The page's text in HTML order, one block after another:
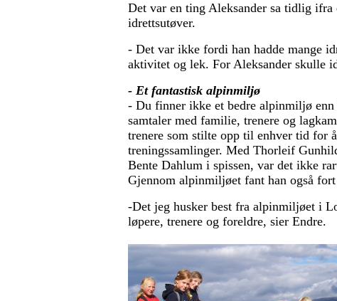
Det var en ting Aleksander sa tidlig
idrettsutøver.
- Det var ikke fordi han hadde mange
aktivitet og lek. For Aleksander skulle
- Et fantastisk alpinmiljø
- Du finner ikke et bedre alpinmiljø
samtaler med familie, trenere og
trenere som stilte opp til enhver tid for
treningssamlinger. Med Thorleif
Bente Dahlum i spissen, var det ikke
Gjennom alpinmiljøet fant han også
-Det jeg husker best fra alpinmiljøet i
løpere, trenere og foreldre, sier Endre.